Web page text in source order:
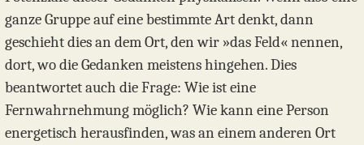
ganze Gruppe auf eine bestimmte Art denkt, dann
geschieht dies an dem Ort, den wir »das Feld« nennen,
dort, wo die Gedanken meistens hingehen. Dies
beantwortet auch die Frage: Wie ist eine
Fernwahrnehmung möglich? Wie kann eine Person
energetisch herausfinden, was an einem anderen Ort